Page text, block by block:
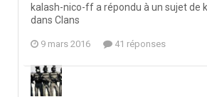
kalash-nico-ff a répondu à un sujet de
dans Clans
9 mars 2016 41 réponses